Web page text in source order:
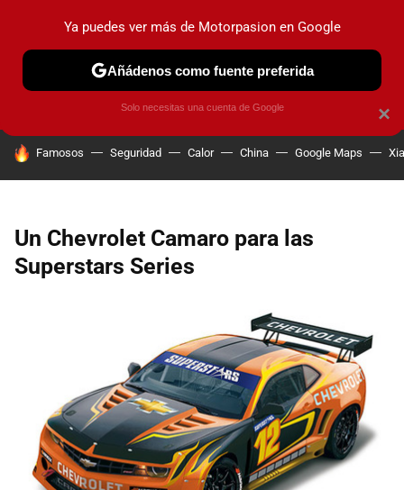
PRUEBAS COCHES ELÉCTRICOS OBSERVATORIO
HOY SE HABLA DE
Famosos Seguridad Calor China Google Maps
Un Chevrolet Camaro para las
Superstars Series
×
Ya puedes ver más de Motorpasion en Google
Añádenos como fuente preferida
Solo necesitas una cuenta de Google